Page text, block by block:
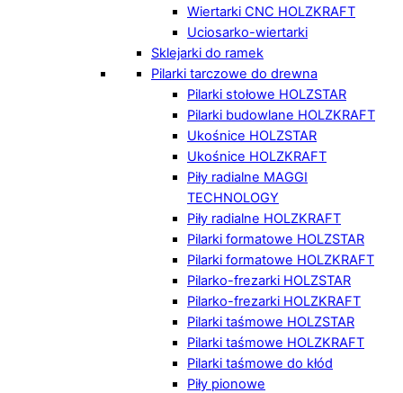
Wiertarki CNC HOLZKRAFT
Uciosarko-wiertarki
Sklejarki do ramek
Pilarki tarczowe do drewna
Pilarki stołowe HOLZSTAR
Pilarki budowlane HOLZKRAFT
Ukośnice HOLZSTAR
Ukośnice HOLZKRAFT
Piły radialne MAGGI
TECHNOLOGY
Piły radialne HOLZKRAFT
Pilarki formatowe HOLZSTAR
Pilarki formatowe HOLZKRAFT
Pilarko-frezarki HOLZSTAR
Pilarko-frezarki HOLZKRAFT
Pilarki taśmowe HOLZSTAR
Pilarki taśmowe HOLZKRAFT
Pilarki taśmowe do kłód
Piły pionowe